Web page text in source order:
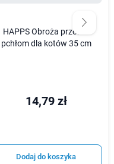
HAPPS Obroża przeciw
pchłom dla kotów 35 cm
14,79 zł
Dodaj do koszyka